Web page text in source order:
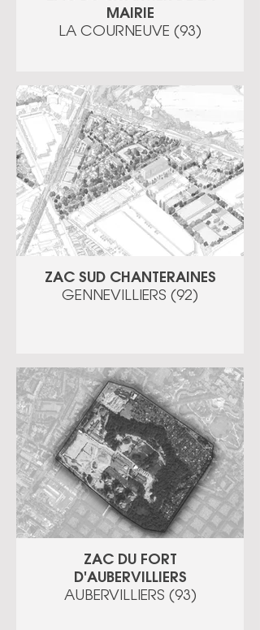
MAIRIE
LA COURNEUVE (93)
ZAC SUD CHANTERAINES
GENNEVILLIERS (92)
ZAC DU FORT
D'AUBERVILLIERS
AUBERVILLIERS (93)